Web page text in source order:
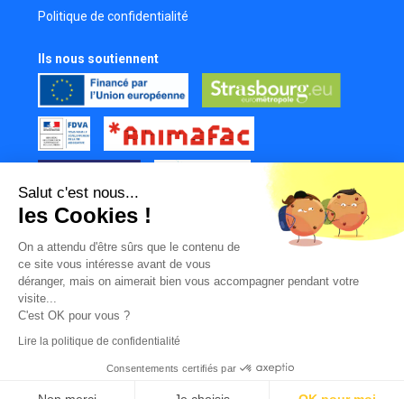
Politique de confidentialité
Ils nous soutiennent
Tous nos partenaires
Mur des contributeurs
© LabFilms |
Salut c'est nous...
les Cookies !
On a attendu d'être sûrs que le contenu de
ce site vous intéresse avant de vous
déranger, mais on aimerait bien vous accompagner pendant votre
visite...
C'est OK pour vous ?
Lire la politique de confidentialité
Consentements certifiés par